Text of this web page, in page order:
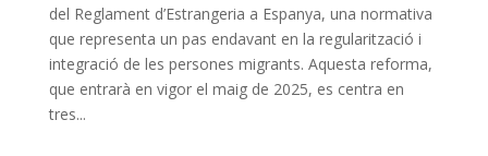
del Reglament d’Estrangeria a Espanya, una normativa
que representa un pas endavant en la regularització i
integració de les persones migrants. Aquesta reforma,
que entrarà en vigor el maig de 2025, es centra en
tres...